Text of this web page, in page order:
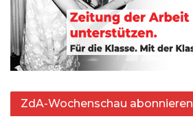
ZdA-Wochenschau abonnieren